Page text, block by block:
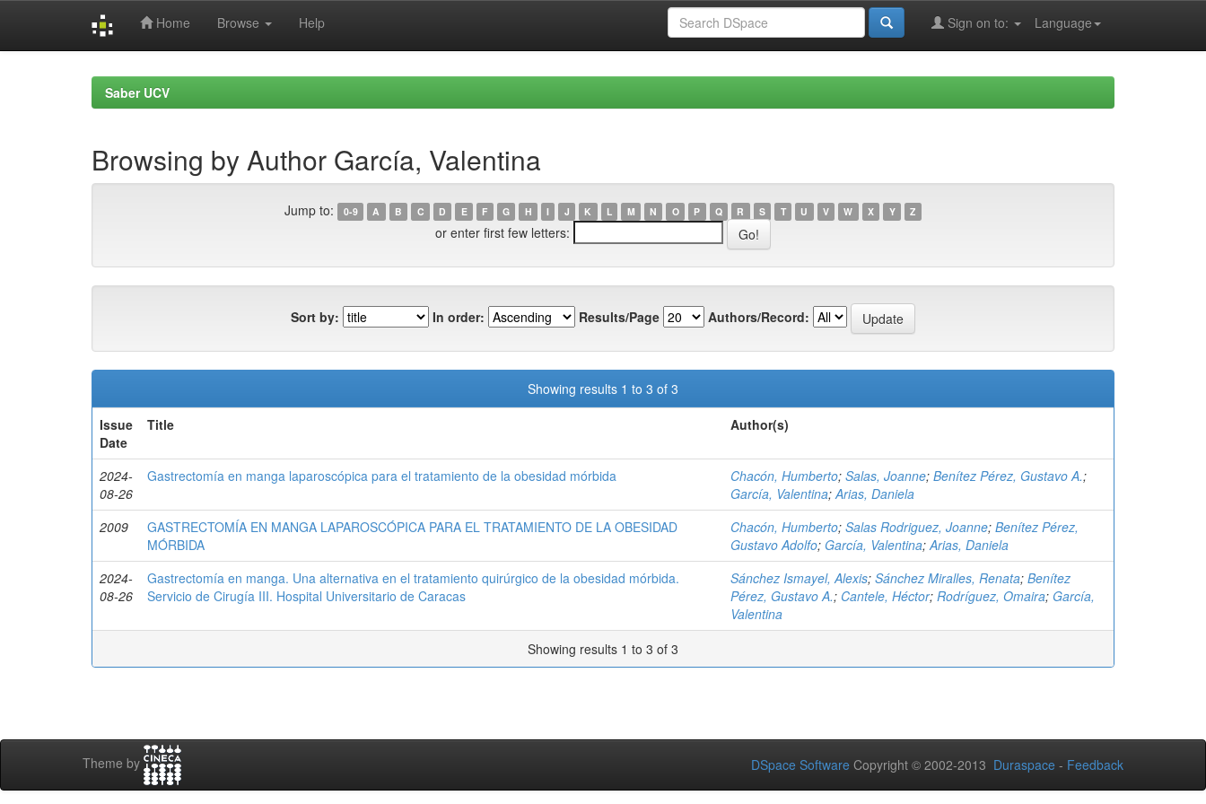
Home Browse Help Language
Sign on to:
Saber UCV
Browsing by Author García, Valentina
Jump to: 0-9 A B C D E F G H I J K L M N O P Q R S T U V W X Y Z
or enter first few letters:
Sort by: In order: Results/Page Authors/Record:
Showing results 1 to 3 of 3
Issue
Date
Title Author(s)
2024-
08-26
Gastrectomía en manga laparoscópica para el tratamiento de la obesidad mórbida Chacón, Humberto; Salas, Joanne; Benítez Pérez, Gustavo A.;
García, Valentina;Arias, Daniela
2009
GASTRECTOMÍA EN MANGA LAPAROSCÓPICA PARA EL TRATAMIENTO DE LA OBESIDAD
MÓRBIDA
Chacón, Humberto; Salas Rodriguez, Joanne; Benítez Pérez,
Gustavo Adolfo; García, Valentina;Arias, Daniela
2024-
08-26
Gastrectomía en manga. Una alternativa en el tratamiento quirúrgico de la obesidad mórbida.
Servicio de Cirugía III. Hospital Universitario de Caracas
Sánchez Ismayel, Alexis; Sánchez Miralles, Renata; Benítez
Pérez, Gustavo A.; Cantele, Héctor; Rodríguez, Omaira; García,
Valentina
Showing results 1 to 3 of 3
Theme by DSpace Software Copyright © 2002-2013 Duraspace - Feedback